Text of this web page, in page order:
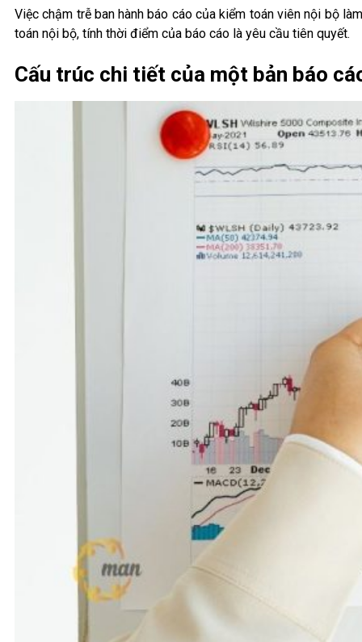
Việc chậm trễ ban hành báo cáo của kiểm toán viên nội bộ
toán nội bộ, tính thời điểm của báo cáo là yêu cầu tiên quyết.
Cấu trúc chi tiết của một bản báo